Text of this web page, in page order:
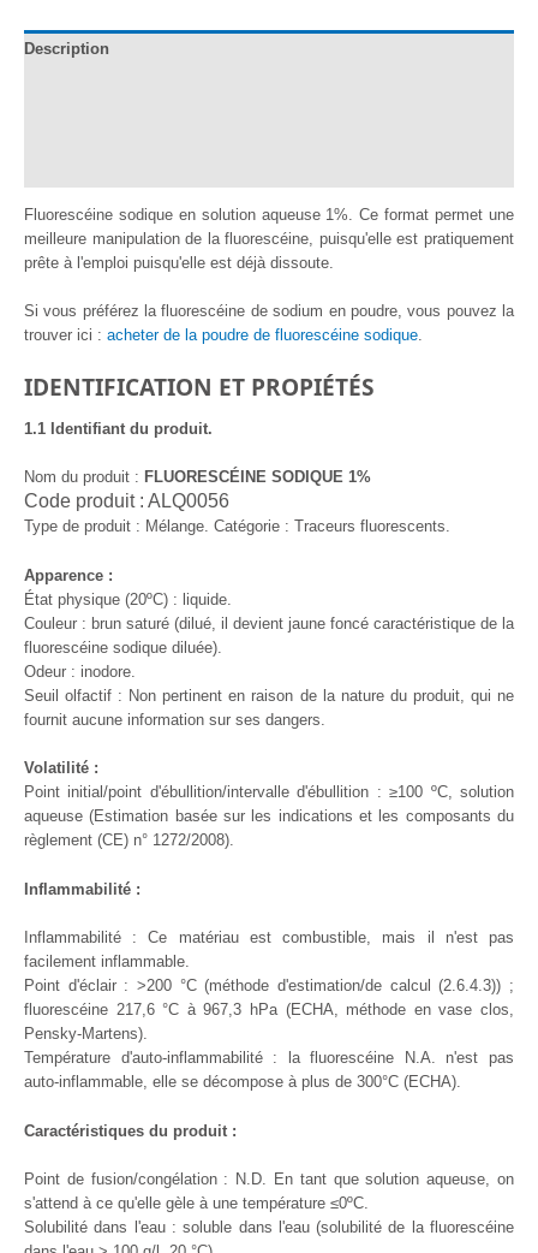
1%
Description
Fluorescéine sodique en solution aqueuse 1%. Ce format permet une
meilleure manipulation de la fluorescéine, puisqu'elle est pratiquement
prête à l'emploi puisqu'elle est déjà dissoute.
Si vous préférez la fluorescéine de sodium en poudre, vous pouvez la
trouver ici : acheter de la poudre de fluorescéine sodique.
IDENTIFICATION ET PROPIÉTÉS
1.1 Identifiant du produit.
Nom du produit : FLUORESCÉINE SODIQUE 1%
Code produit : ALQ0056
Type de produit : Mélange. Catégorie : Traceurs fluorescents.
Apparence :
État physique (20ºC) : liquide.
Couleur : brun saturé (dilué, il devient jaune foncé caractéristique de la
fluorescéine sodique diluée).
Odeur : inodore.
Seuil olfactif : Non pertinent en raison de la nature du produit, qui ne
fournit aucune information sur ses dangers.
Volatilité :
Point initial/point d'ébullition/intervalle d'ébullition : ≥100 ºC, solution
aqueuse (Estimation basée sur les indications et les composants du
règlement (CE) n° 1272/2008).
Inflammabilité :
Inflammabilité : Ce matériau est combustible, mais il n'est pas
facilement inflammable.
Point d'éclair : >200 °C (méthode d'estimation/de calcul (2.6.4.3)) ;
fluorescéine 217,6 °C à 967,3 hPa (ECHA, méthode en vase clos,
Pensky-Martens).
Température d'auto-inflammabilité : la fluorescéine N.A. n'est pas
auto-inflammable, elle se décompose à plus de 300°C (ECHA).
Caractéristiques du produit :
Point de fusion/congélation : N.D. En tant que solution aqueuse, on
s'attend à ce qu'elle gèle à une température ≤0ºC.
Solubilité dans l'eau : soluble dans l'eau (solubilité de la fluorescéine